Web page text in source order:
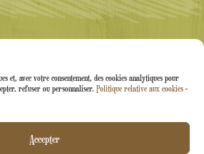
et, avec votre consentement, des cookies analytiques pour
refuser ou personnaliser. Politique relative aux cookies -
Accepter
2005-2026 | Numéro de TVA :